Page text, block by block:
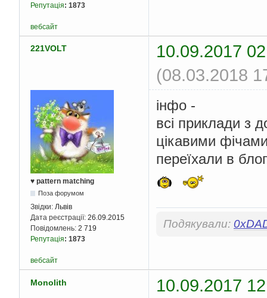
Репутація: 1873
вебсайт
221VOLT
10.09.2017
(08.03.2018
♥ pattern matching
Поза форумом
Звідки: Львів
Дата реєстрації: 26.09.2015
Повідомлень: 2 719
Репутація: 1873
інфо -
всі приклади з
цікавими
переїхали в
Подякували:
вебсайт
Monolith
10.09.2017